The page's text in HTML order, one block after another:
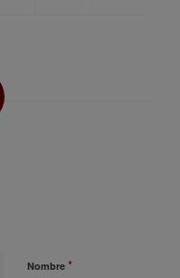
Nombre *